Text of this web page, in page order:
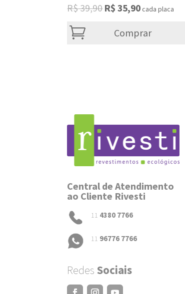
R$39,90 Original
was:
R$ 39,90.
R$ 35,90Current
R$ 35,90.
cada placa
Comprar
Central de Atendimento
ao Cliente Rivesti
11 4380 7766
11 96776 7766
RedesSociais